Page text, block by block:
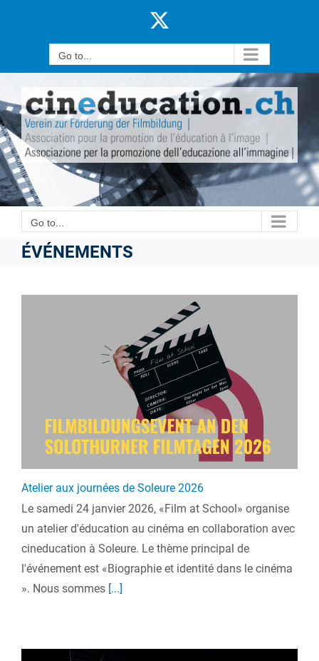
Go to...
Go to...
ÉVÉNEMENTS
Atelier aux journées de Soleure 2026
Le samedi 24 janvier 2026, «Film at School» organise
un atelier d'éducation au cinéma en collaboration avec
cineducation à Soleure. Le thème principal de
l'événement est «Biographie et identité dans le cinéma
». Nous sommes [...]